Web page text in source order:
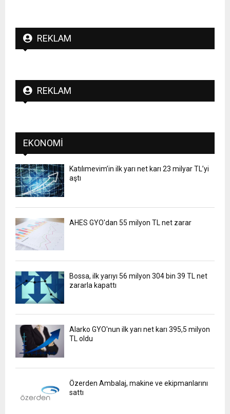
REKLAM
REKLAM
EKONOMI
Katılımevim’in ilk yarı net karı 23 milyar TL’yi
aştı
AHES GYO'dan 55 milyon TL net zarar
Bossa, ilk yarıyı 56 milyon 304 bin 39 TL net
zararla kapattı
Alarko GYO'nun ilk yarı net karı 395,5 milyon
TL oldu
Özerden Ambalaj, makine ve ekipmanlarını
sattı